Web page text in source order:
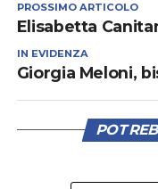
PROSSIMO ARTICOLO
Elisabetta
IN EVIDENZA
Giorgia Meloni,